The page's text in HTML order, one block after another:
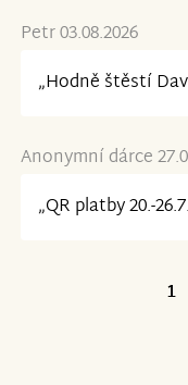
Petr 03.08.2026
„Hodně štěstí
Anonymní dárce
„QR platby 20.-
1